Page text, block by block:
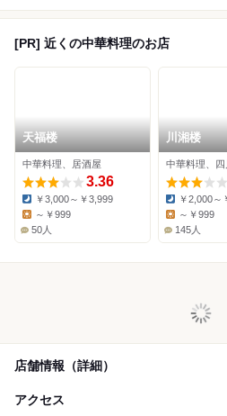
[PR] 近くの中華料理のお店
天福楼
中華料理、居酒屋
3.36
Dinner:
￥3,000～￥3,999
Lunch:
～￥999
50人
川湘楼
Dinner:
￥2,000～
～￥999
145人
店舗情報（詳細）
アクセス